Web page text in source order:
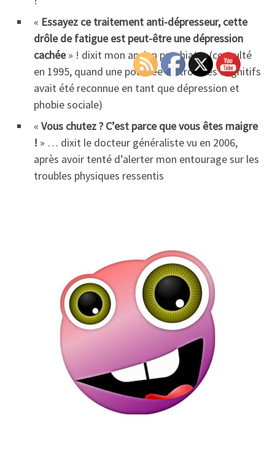
« Essayez ce traitement anti-dépresseur, cette
drôle de fatigue est peut-être une dépression
cachée» ! dixit mon ancien psychiatre (consulté
en 1995, quand une poussée de troubles cognitifs
avait été reconnue en tant que dépression et
phobie sociale)
« Vous chutez ? C’est parce que vous êtes maigre
! » … dixit le docteur généraliste vu en 2006,
après avoir tenté d’alerter mon entourage sur les
troubles physiques ressentis